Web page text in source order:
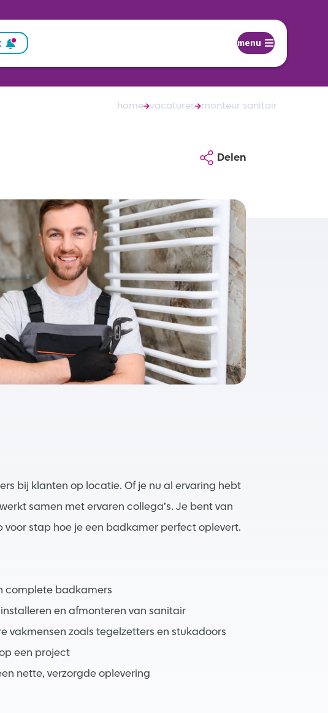
menu
home vacatures monteur sanitair
Delen
bij klanten op locatie. Of je nu al ervaring hebt
samen met ervaren collega’s. Je bent van
stap hoe je een badkamer perfect oplevert.
complete badkamers
en afmonteren van sanitair
vakmensen zoals tegelzetters en stukadoors
een project
nette, verzorgde oplevering